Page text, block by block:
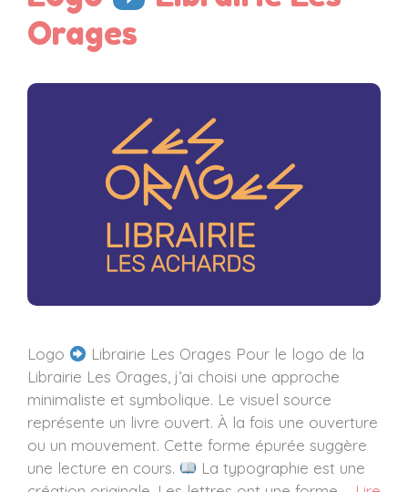
Orages
Logo
Librairie Les Orages Pour le logo de la
Librairie Les Orages, j’ai choisi une approche
minimaliste et symbolique. Le visuel source
représente un livre ouvert. À la fois une ouverture
ou un mouvement. Cette forme épurée suggère
une lecture en cours.
La typographie est une